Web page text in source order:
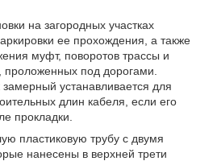
на загородных участках
ее прохождения, а также
муфт, поворотов трассы и
проложенных под дорогами.
устанавливается для
длин кабеля, если его
прокладки.
пластиковую трубу с двумя
нанесены в верхней трети